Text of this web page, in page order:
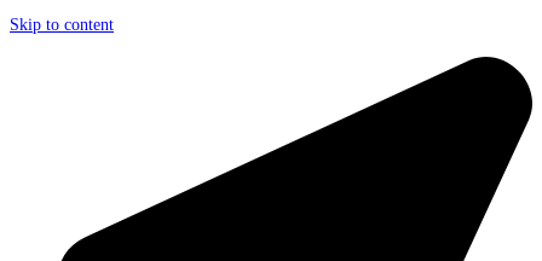
Skip to content